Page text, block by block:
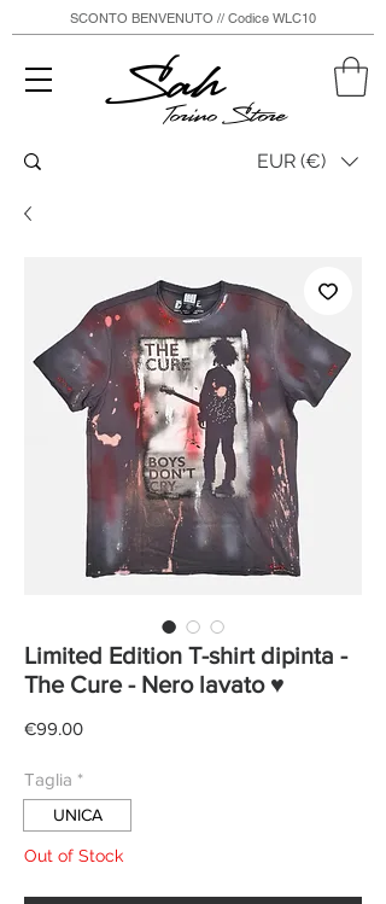
Sah
Torino Store
SCONTO BENVENUTO // Codice WLC10
EUR (€)
Limited Edition T-shirt dipinta -
The Cure - Nero lavato ♥
€99.00Price
Taglia *
UNICA
Out of Stock